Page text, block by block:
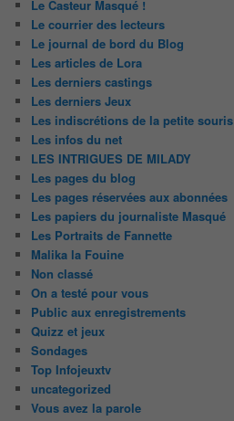
Le Casteur Masqué !
Le courrier des lecteurs
Le journal de bord du Blog
Les articles de Lora
Les derniers castings
Les derniers Jeux
Les indiscrétions de la petite souris
Les infos du net
LES INTRIGUES DE MILADY
Les pages du blog
Les pages réservées aux abonnées
Les papiers du journaliste Masqué
Les Portraits de Fannette
Malika la Fouine
Non classé
On a testé pour vous
Public aux enregistrements
Quizz et jeux
Sondages
Top Infojeuxtv
uncategorized
Vous avez la parole